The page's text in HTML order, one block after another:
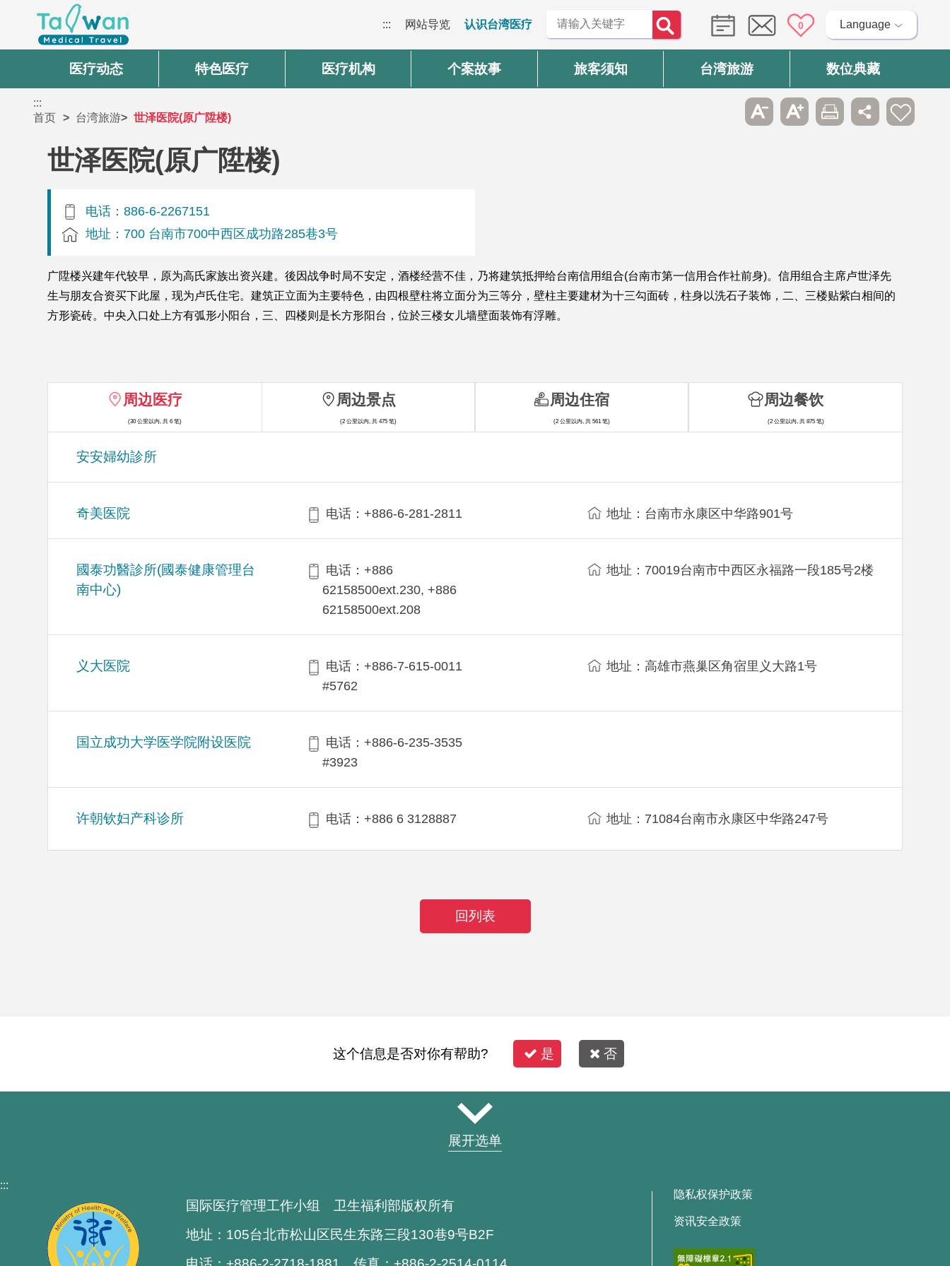
::: 网站导览 认识台湾医疗 0 Language
医疗动态 特色医疗 医疗机构 个案故事 旅客须知 台湾旅游 数位典藏
:::
首页
台湾旅游 世泽医院(原广陞楼)
世泽医院(原广陞楼)
电话：886-6-2267151
地址：700 台南市700中西区成功路285巷3号
广陞楼兴建年代较早，原为高氏家族出资兴建。後因战争时局不安定，酒楼经营不佳，乃将建筑抵押给台南信用组合(台南市第一信用合作社前身)。信用组合主席卢世泽先
生与朋友合资买下此屋，现为卢氏住宅。建筑正立面为主要特色，由四根壁柱将立面分为三等分，壁柱主要建材为十三勾面砖，柱身以洗石子装饰，二、三楼贴紫白相间的
方形瓷砖。中央入口处上方有弧形小阳台，三、四楼则是长方形阳台，位於三楼女儿墙壁面装饰有浮雕。
周边医疗
(30 公里以内, 共 6 笔)
安安婦幼診所
奇美医院 电话：+886-6-281-2811 地址：台南市永康区中华路901号
國泰功醫診所(國泰健康管理台
南中心)
电话：+886
62158500ext.230, +886
62158500ext.208
地址：70019台南市中西区永福路一段185号2楼
义大医院
电话：+886-7-615-0011
#5762
地址：高雄市燕巢区角宿里义大路1号
国立成功大学医学院附设医院
电话：+886-6-235-3535
#3923
许朝钦妇产科诊所 电话：+886 6 3128887 地址：71084台南市永康区中华路247号
周边景点
(2 公里以内, 共 475 笔)
周边住宿
(2 公里以内, 共 561 笔)
周边餐饮
(2 公里以内, 共 875 笔)
回列表
这个信息是否对你有帮助? 是 否
展开选单
:::
国际医疗管理工作小组 卫生福利部版权所有
地址：105台北市松山区民生东路三段130巷9号B2F
隐私权保护政策
资讯安全政策